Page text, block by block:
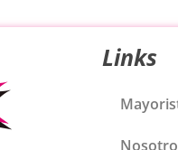
Links